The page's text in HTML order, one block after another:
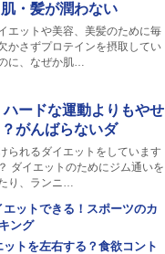
肌・髪が潤わない
エットや美容、美髪のために毎
かさずプロテインを摂取してい
に、なぜか肌…
ハードな運動よりもやせ
がんばらないダ
られるダイエットをしています
ダイエットのためにジム通いを
り、ランニ…
ットできる！スポーツのカ
ング
トを左右する？食欲コント